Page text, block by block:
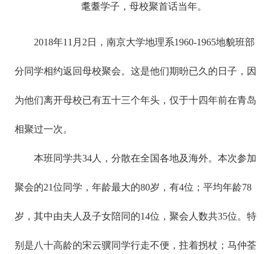
耄耋学子，母校聚首话当年。
2018年11月2日，南京大学地理系1960-1965地貌班部
分同学相约返回母校聚会。这是他们期昐已久的日子，因
为他们离开母校已有五十三个年头，仅于十四年前在青岛
相聚过一次。
本班同学共34人，分散在全国各地及海外。本次参加
聚会的21位同学，年龄最大的80岁，有4位；平均年龄78
岁，其中由夫人及子女陪同的14位，聚会人数共35位。特
别是八十高龄的宋云骥同学行走不便，拄着拐杖；马仲荃